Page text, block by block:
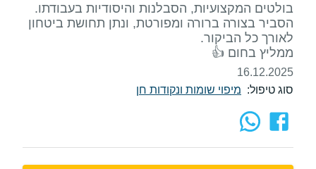
בולטים המקצועיות, הסבלנות והיסודיות בעבודתו.
הסביר בצורה ברורה ומפורטת, ונתן תחושת ביטחון
ממליץ בחום 👍
16.12.2025
סוג טיפול: מיפוי שומות ונקודות חן